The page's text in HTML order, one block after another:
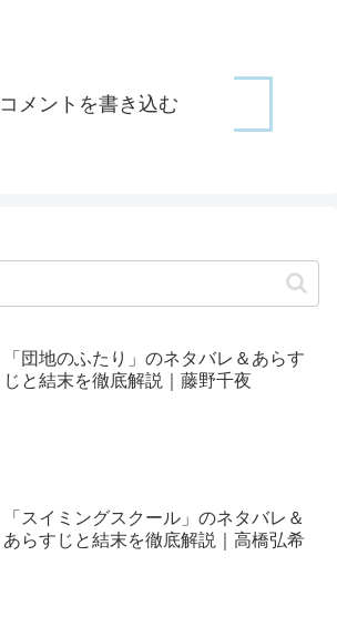
コメントを書き込む
「団地のふたり」のネタバレ＆あらす
じと結末を徹底解説｜藤野千夜
「スイミングスクール」のネタバレ＆
あらすじと結末を徹底解説｜高橋弘希